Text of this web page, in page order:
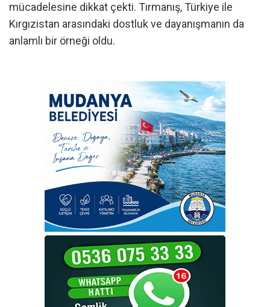
mücadelesine dikkat çekti. Tırmanış, Türkiye ile
Kırgızistan arasındaki dostluk ve dayanışmanın da
anlamlı bir örneği oldu.